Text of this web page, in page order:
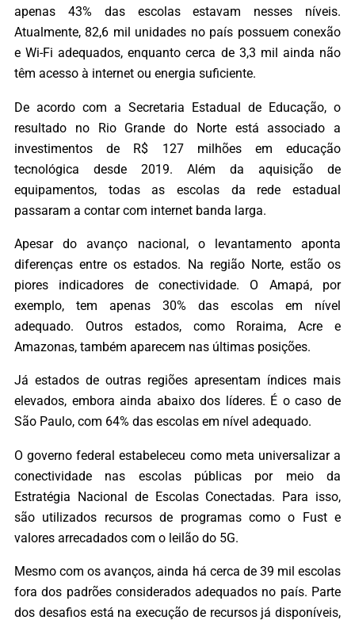
apenas 43% das escolas estavam nesses níveis.
Atualmente, 82,6 mil unidades no país possuem conexão
e Wi-Fi adequados, enquanto cerca de 3,3 mil ainda não
têm acesso à internet ou energia suficiente.
De acordo com a Secretaria Estadual de Educação, o
resultado no Rio Grande do Norte está associado a
investimentos de R$ 127 milhões em educação
tecnológica desde 2019. Além da aquisição de
equipamentos, todas as escolas da rede estadual
passaram a contar com internet banda larga.
Apesar do avanço nacional, o levantamento aponta
diferenças entre os estados. Na região Norte, estão os
piores indicadores de conectividade. O Amapá, por
exemplo, tem apenas 30% das escolas em nível
adequado. Outros estados, como Roraima, Acre e
Amazonas, também aparecem nas últimas posições.
Já estados de outras regiões apresentam índices mais
elevados, embora ainda abaixo dos líderes. É o caso de
São Paulo, com 64% das escolas em nível adequado.
O governo federal estabeleceu como meta universalizar a
conectividade nas escolas públicas por meio da
Estratégia Nacional de Escolas Conectadas. Para isso,
são utilizados recursos de programas como o Fust e
valores arrecadados com o leilão do 5G.
Mesmo com os avanços, ainda há cerca de 39 mil escolas
fora dos padrões considerados adequados no país. Parte
dos desafios está na execução de recursos já disponíveis,